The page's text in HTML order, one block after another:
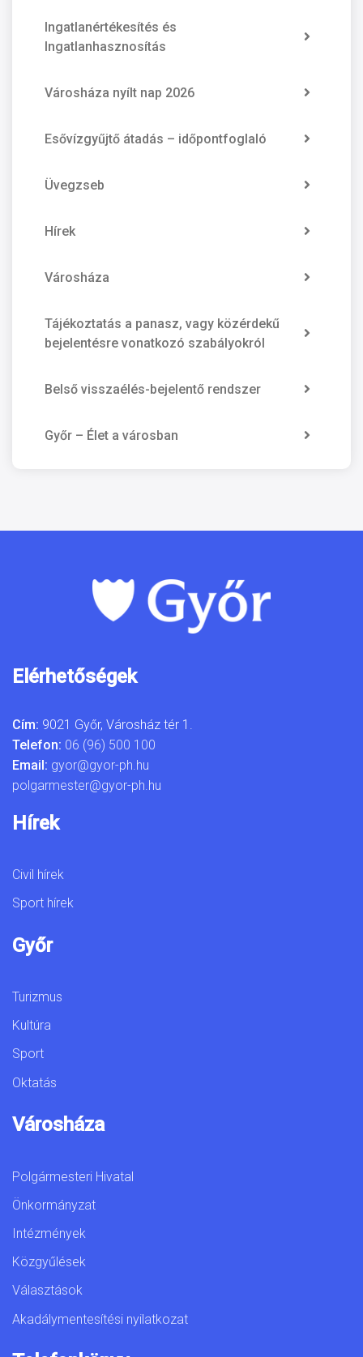
Ingatlanértékesítés és
Ingatlanhasznosítás
Városháza nyílt nap 2026
Esővízgyűjtő átadás – időpontfoglaló
Üvegzseb
Hírek
Városháza
Tájékoztatás a panasz, vagy közérdekű
bejelentésre vonatkozó szabályokról
Belső visszaélés-bejelentő rendszer
Győr – Élet a városban
Elérhetőségek
Cím: 9021 Győr, Városház tér 1.
Telefon: 06 (96) 500 100
Email: gyor@gyor-ph.hu
polgarmester@gyor-ph.hu
Hírek
Civil hírek
Sport hírek
Győr
Turizmus
Kultúra
Sport
Oktatás
Városháza
Polgármesteri Hivatal
Önkormányzat
Intézmények
Közgyűlések
Választások
Akadálymentesítési nyilatkozat